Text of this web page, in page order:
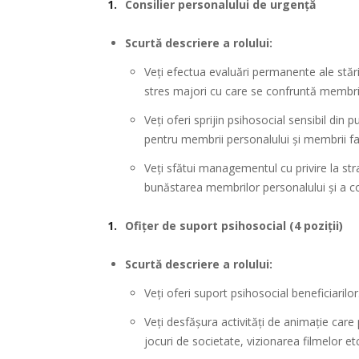
Consilier personalului de urgență
Scurtă descriere a rolului:
Veți efectua evaluări permanente ale
stres majori cu care se confruntă
Veți oferi sprijin psihosocial sensibil din
pentru membrii personalului și membrii
Veți sfătui managementul cu privire la
bunăstarea membrilor personalului și a
Ofițer de suport psihosocial (4 poziții)
Scurtă descriere a rolului:
Veți oferi suport psihosocial
Veți desfășura activități de animație
jocuri de societate, vizionarea filmelor